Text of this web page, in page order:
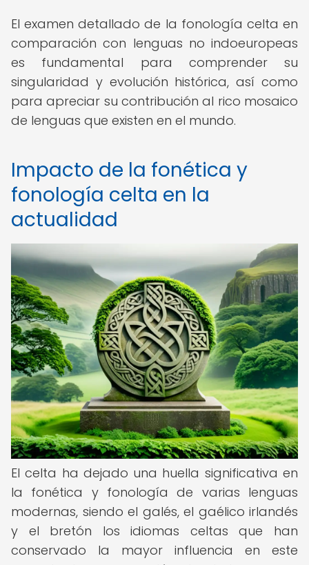
El examen detallado de la fonología celta en
comparación con lenguas no indoeuropeas
es fundamental para comprender su
singularidad y evolución histórica, así como
para apreciar su contribución al rico mosaico
de lenguas que existen en el mundo.
Impacto de la fonética y
fonología celta en la
actualidad
El celta ha dejado una huella significativa en
la fonética y fonología de varias lenguas
modernas, siendo el galés, el gaélico irlandés
y el bretón los idiomas celtas que han
conservado la mayor influencia en este